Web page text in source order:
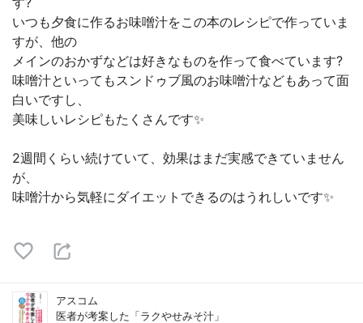
いつも夕食に作るお味噌汁をこの本のレシピで作っていま
すが、他の
メインのおかずなどは好きなものを作って食べています?
味噌汁といってもスンドゥブ風のお味噌汁などもあって面
白いですし、
美味しいレシピもたくさんです✨
2週間くらい続けていて、効果はまだ実感できていません
が、
味噌汁から気軽にダイエットできるのはうれしいです✨
アスコム
医者が考案した「ラクやせみそ汁」